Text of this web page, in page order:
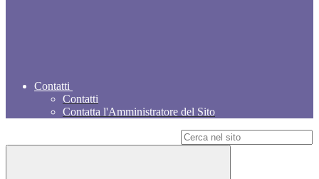
Contatti
Contatti
Contatta l'Amministratore del Sito